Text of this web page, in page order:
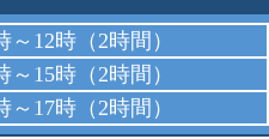
12時（2時間）
15時（2時間）
17時（2時間）